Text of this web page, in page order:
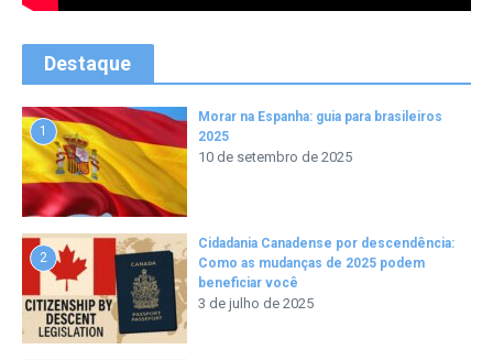
Destaque
1
Morar na Espanha: guia para brasileiros
2025
10 de setembro de 2025
2
Cidadania Canadense por descendência:
Como as mudanças de 2025 podem
beneficiar você
3 de julho de 2025